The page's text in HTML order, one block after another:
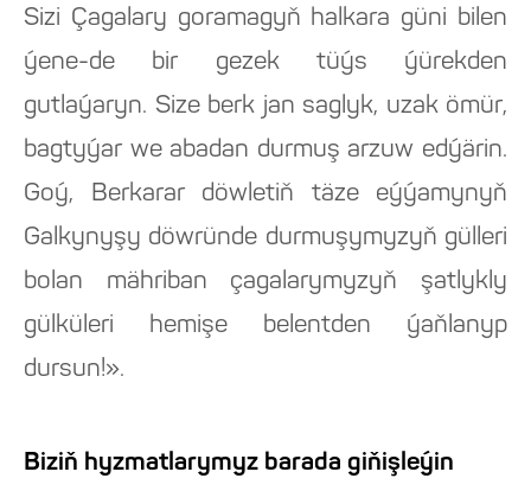
Sizi Çagalary goramagyň halkara güni bilen
ýene-de bir gezek tüýs ýürekden
gutlaýaryn. Size berk jan saglyk, uzak ömür,
bagtyýar we abadan durmuş arzuw edýärin.
Goý, Berkarar döwletiň täze eýýamynyň
Galkynyşy döwründe durmuşymyzyň gülleri
bolan mähriban çagalarymyzyň şatlykly
gülküleri hemişe belentden ýaňlanyp
dursun!».
Biziň hyzmatlarymyz barada giňişleýin